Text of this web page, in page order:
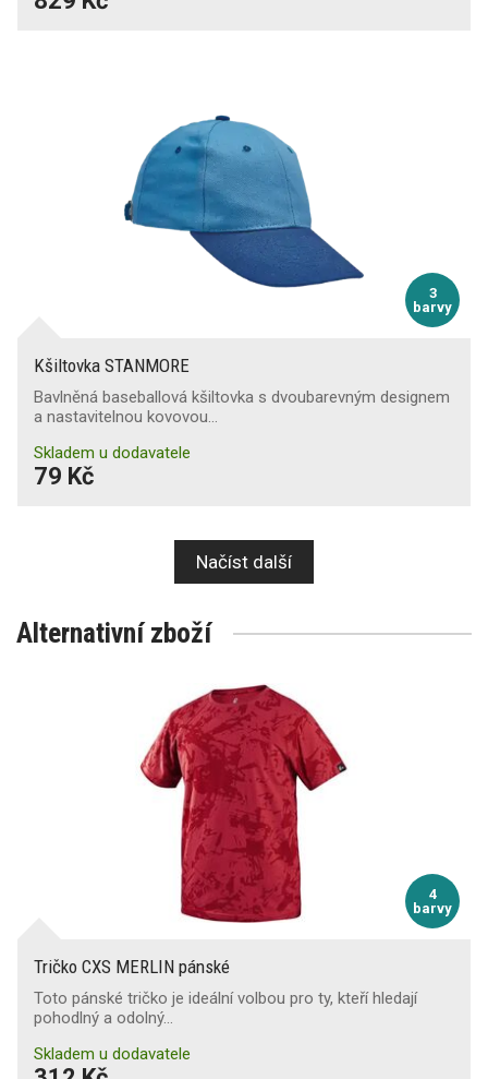
3
barvy
Kšiltovka STANMORE
Bavlněná baseballová kšiltovka s dvoubarevným designem
a nastavitelnou kovovou…
Skladem u dodavatele
79 Kč
Načíst další
Alternativní zboží
4
barvy
Tričko CXS MERLIN pánské
Toto pánské tričko je ideální volbou pro ty, kteří hledají
pohodlný a odolný…
Skladem u dodavatele